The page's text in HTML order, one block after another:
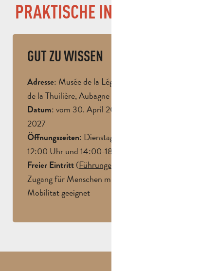
PRAKTISCHE INFORMATIONEN
GUT ZU WISSEN
Adresse: Musée de la Légion étrangère, Chemin
de la Thuilière, Aubagne
Datum: vom 30. April 2026 bis zum 3. Januar
2027
Öffnungszeiten: Dienstag bis Sonntag, 10:00-
12:00 Uhr und 14:00-18:00 Uhr.
Freier Eintritt (Führungen
Zugang für Menschen mit eingeschränkter
Mobilität geeignet